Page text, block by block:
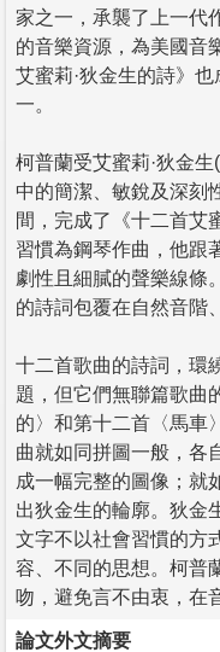
家之一，承襲了上一代
的音樂資源，為美國音
艾蜜莉·狄金生的詩》
一。
柯普蘭受艾蜜莉·狄金
中的簡潔、敏銳及深刻
間，完成了《十二首艾
習慣為鋼琴作曲，他跟
劇性且細膩的聲樂線條
的詩詞包覆在自然音階
十二首歌曲的詩詞，環
題，但它們無聯篇歌曲
的〉和第十二首〈馬車
曲就如同拼圖一般，各
成一幅完整的圖像；就
出狄金生的輪廓。狄金
文字不以社會習慣的方
容、不同的思想。柯普
吻，避免言不由衷，在
論文外文摘要